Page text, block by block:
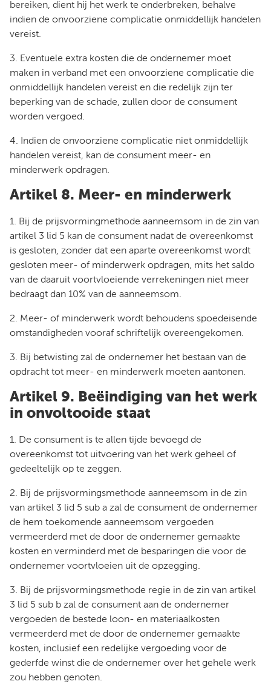
bereiken, dient hij het werk te onderbreken, behalve
indien de onvoorziene complicatie onmiddellijk handelen
vereist.
3. Eventuele extra kosten die de ondernemer moet
maken in verband met een onvoorziene complicatie die
onmiddellijk handelen vereist en die redelijk zijn ter
beperking van de schade, zullen door de consument
worden vergoed.
4. Indien de onvoorziene complicatie niet onmiddellijk
handelen vereist, kan de consument meer- en
minderwerk opdragen.
Artikel 8. Meer- en minderwerk
1. Bij de prijsvormingmethode aanneemsom in de zin van
artikel 3 lid 5 kan de consument nadat de overeenkomst
is gesloten, zonder dat een aparte overeenkomst wordt
gesloten meer- of minderwerk opdragen, mits het saldo
van de daaruit voortvloeiende verrekeningen niet meer
bedraagt dan 10% van de aanneemsom.
2. Meer- of minderwerk wordt behoudens spoedeisende
omstandigheden vooraf schriftelijk overeengekomen.
3. Bij betwisting zal de ondernemer het bestaan van de
opdracht tot meer- en minderwerk moeten aantonen.
Artikel 9. Beëindiging van het werk
in onvoltooide staat
1. De consument is te allen tijde bevoegd de
overeenkomst tot uitvoering van het werk geheel of
gedeeltelijk op te zeggen.
2. Bij de prijsvormingsmethode aanneemsom in de zin
van artikel 3 lid 5 sub a zal de consument de ondernemer
de hem toekomende aanneemsom vergoeden
vermeerderd met de door de ondernemer gemaakte
kosten en verminderd met de besparingen die voor de
ondernemer voortvloeien uit de opzegging.
3. Bij de prijsvormingsmethode regie in de zin van artikel
3 lid 5 sub b zal de consument aan de ondernemer
vergoeden de bestede loon- en materiaalkosten
vermeerderd met de door de ondernemer gemaakte
kosten, inclusief een redelijke vergoeding voor de
gederfde winst die de ondernemer over het gehele werk
zou hebben genoten.